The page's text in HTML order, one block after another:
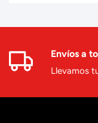
Envíos a
Llevamos